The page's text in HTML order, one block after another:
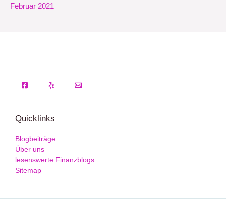
Februar 2021
Quicklinks
Blogbeiträge
Über uns
lesenswerte Finanzblogs
Sitemap